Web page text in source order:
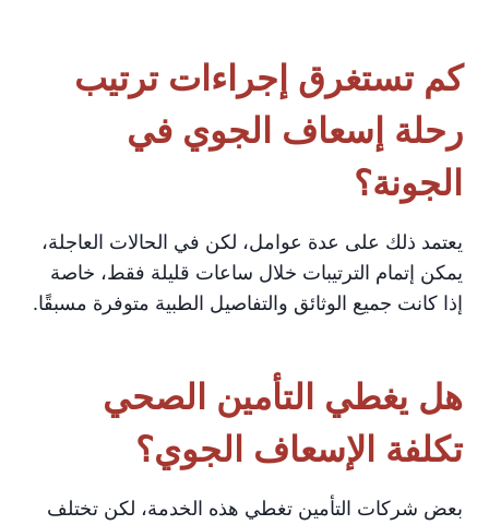
كم تستغرق إجراءات ترتيب
رحلة إسعاف الجوي في
الجونة؟
يعتمد ذلك على عدة عوامل، لكن في الحالات العاجلة،
يمكن إتمام الترتيبات خلال ساعات قليلة فقط، خاصة
إذا كانت جميع الوثائق والتفاصيل الطبية متوفرة مسبقًا.
هل يغطي التأمين الصحي
تكلفة الإسعاف الجوي؟
بعض شركات التأمين تغطي هذه الخدمة، لكن تختلف